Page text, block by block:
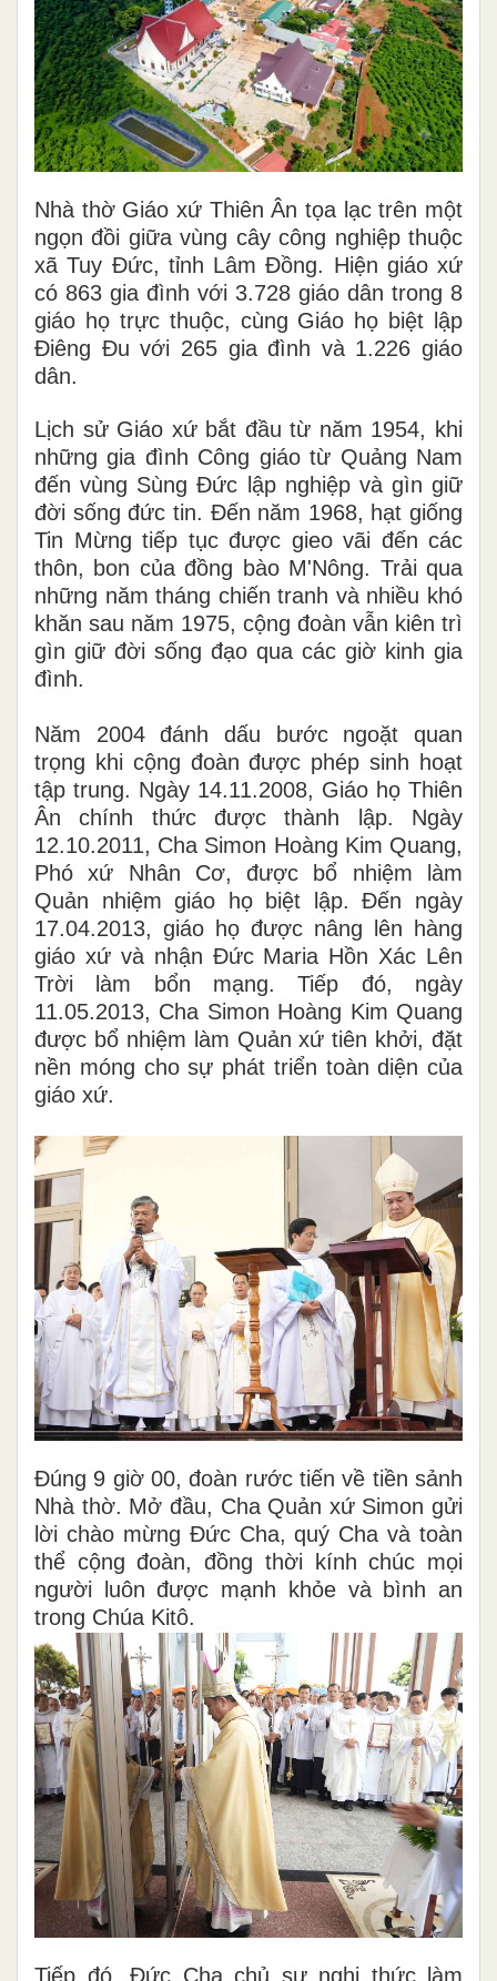
Nhà thờ Giáo xứ Thiên Ân tọa lạc trên một
ngọn đồi giữa vùng cây công nghiệp thuộc
xã Tuy Đức, tỉnh Lâm Đồng. Hiện giáo xứ
có 863 gia đình với 3.728 giáo dân trong 8
giáo họ trực thuộc, cùng Giáo họ biệt lập
Điêng Đu với 265 gia đình và 1.226 giáo
dân.
Lịch sử Giáo xứ bắt đầu từ năm 1954, khi
những gia đình Công giáo từ Quảng Nam
đến vùng Sùng Đức lập nghiệp và gìn giữ
đời sống đức tin. Đến năm 1968, hạt giống
Tin Mừng tiếp tục được gieo vãi đến các
thôn, bon của đồng bào M'Nông. Trải qua
những năm tháng chiến tranh và nhiều khó
khăn sau năm 1975, cộng đoàn vẫn kiên trì
gìn giữ đời sống đạo qua các giờ kinh gia
đình.
Năm 2004 đánh dấu bước ngoặt quan
trọng khi cộng đoàn được phép sinh hoạt
tập trung. Ngày 14.11.2008, Giáo họ Thiên
Ân chính thức được thành lập. Ngày
12.10.2011, Cha Simon Hoàng Kim Quang,
Phó xứ Nhân Cơ, được bổ nhiệm làm
Quản nhiệm giáo họ biệt lập. Đến ngày
17.04.2013, giáo họ được nâng lên hàng
giáo xứ và nhận Đức Maria Hồn Xác Lên
Trời làm bổn mạng. Tiếp đó, ngày
11.05.2013, Cha Simon Hoàng Kim Quang
được bổ nhiệm làm Quản xứ tiên khởi, đặt
nền móng cho sự phát triển toàn diện của
giáo xứ.
Đúng 9 giờ 00, đoàn rước tiến về tiền sảnh
Nhà thờ. Mở đầu, Cha Quản xứ Simon gửi
lời chào mừng Đức Cha, quý Cha và toàn
thể cộng đoàn, đồng thời kính chúc mọi
người luôn được mạnh khỏe và bình an
trong Chúa Kitô.
Tiếp đó, Đức Cha chủ sự nghi thức làm